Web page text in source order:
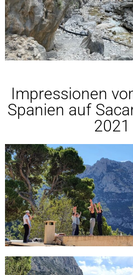
Impressionen
Spanien auf
2021